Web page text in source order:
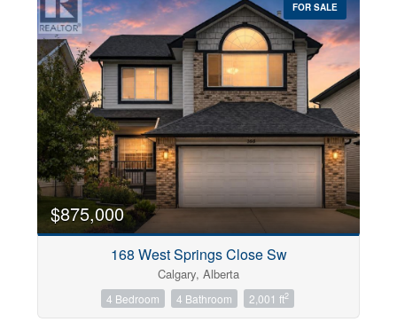
FOR SALE
$875,000
168 West Springs Close Sw
Calgary, Alberta
4 Bedroom 4 Bathroom 2,001 ft2